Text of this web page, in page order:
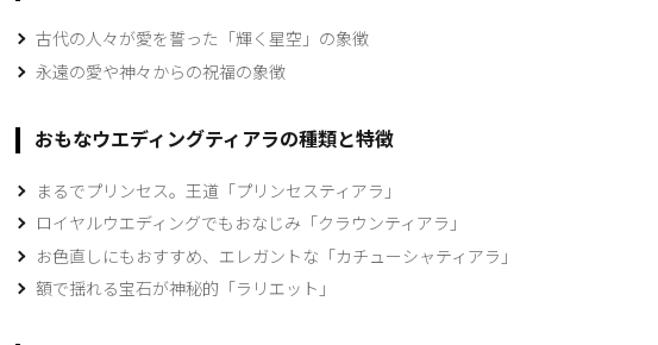
古代の人々が愛を誓った「輝く星空」の象徴
永遠の愛や神々からの祝福の象徴
おもなウエディングティアラの種類と特徴
まるでプリンセス。王道「プリンセスティアラ」
ロイヤルウエディングでもおなじみ「クラウンティアラ」
お色直しにもおすすめ、エレガントな「カチューシャティアラ」
額で揺れる宝石が神秘的「ラリエット」